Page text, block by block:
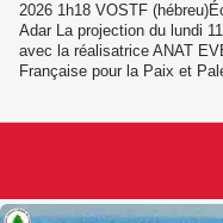
2026 1h18 VOSTF
Adar La projection du lundi
avec la réalisatrice ANAT
Française pour la Paix et